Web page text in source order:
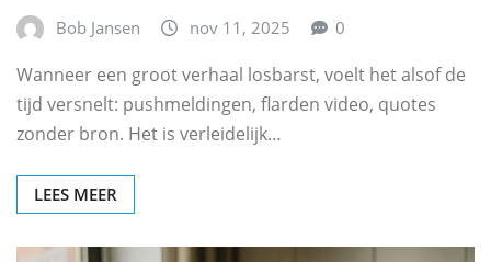
Bob Jansen nov 11, 2025 0
Wanneer een groot verhaal losbarst, voelt het alsof de
tijd versnelt: pushmeldingen, flarden video, quotes
zonder bron. Het is verleidelijk…
LEES MEER